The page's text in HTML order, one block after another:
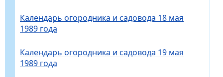
Календарь огородника и садовода 18 мая
1989 года
Календарь огородника и садовода 19 мая
1989 года